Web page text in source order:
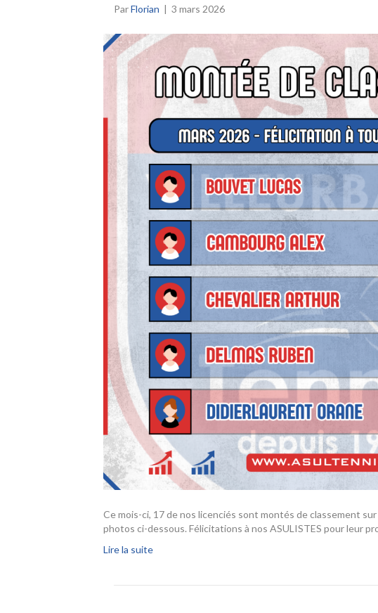
ParFlorian | 3 mars 2026
Ce mois-ci, 17 de nos licenciés sont montés de classement
photos ci-dessous. Félicitations à nos ASULISTES pour leur
Lire la suite